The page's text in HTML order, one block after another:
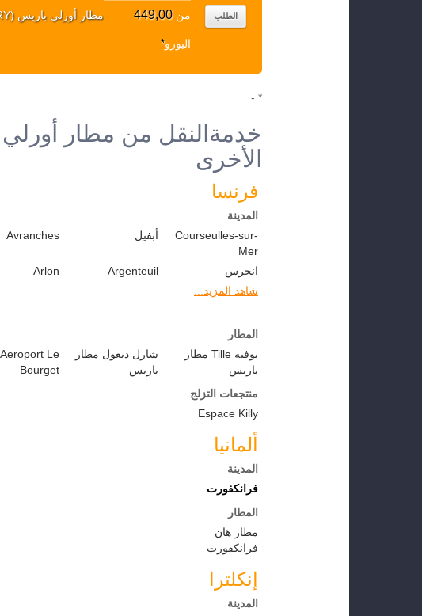
مطار أورلي باريس (ORY) من449,00
اليورو*
الطلب
* -
خدمةالنقل من مطار
الأخرى
فرنسا
المدينة
Courseulles-sur-
Mer
أبفيل Avranches
انجرس Argenteuil
Arlon
شاهد المزيد...
المطار
بوفيه Tille مطار
باريس
شارل ديغول مطار
باريس
Aeroport Le
Bourget
منتجعات التزلج
Espace Killy
ألمانيا
المدينة
فرانكفورت
المطار
مطار هان
فرانكفورت
إنكلترا
المدينة